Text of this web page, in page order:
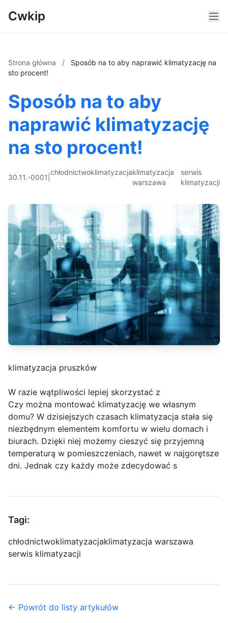
Cwkip
Strona główna /
Sposób na to aby naprawić klimatyzację na
sto procent!
Sposób na to aby
naprawić klimatyzację
na sto procent!
30.11.-0001
chłodnictwoklimatyzacjaklimatyzacja
warszawa
serwis
klimatyzacji
klimatyzacja pruszków
W razie wątpliwości lepiej skorzystać z
Czy można montować klimatyzację we własnym
domu? W dzisiejszych czasach klimatyzacja stała się
niezbędnym elementem komfortu w wielu domach i
biurach. Dzięki niej możemy cieszyć się przyjemną
temperaturą w pomieszczeniach, nawet w najgorętsze
dni. Jednak czy każdy może zdecydować s
Tagi:
chłodnictwoklimatyzacjaklimatyzacja warszawa
serwis klimatyzacji
← Powrót do listy artykułów